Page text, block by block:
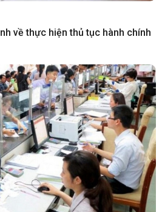
về thực hiện thủ tục hành chính